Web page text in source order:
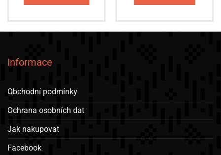
má
Informace
Obchodní podmínky
Ochrana osobních dat
Jak nakupovat
Facebook